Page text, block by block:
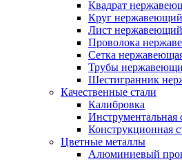
Квадрат
Круг нержавеющий
Лист нержавеющий
Проволока
Сетка
Трубы
Шестигранник
Качественные стали
Калибровка
Инструментальная
Конструкционная
Цветные металлы
Алюминиевый